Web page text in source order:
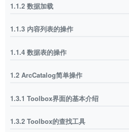
1.1.2 数据加载
1.1.3 内容列表的操作
1.1.4 数据表的操作
1.2 ArcCatalog简单操作
1.3.1 Toolbox界面的基本介绍
1.3.2 Toolbox的查找工具